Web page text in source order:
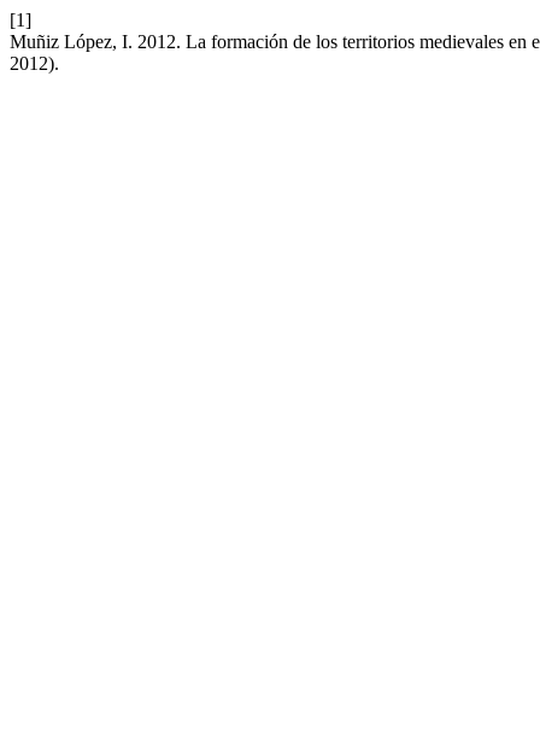
[1]
Muñiz López, I. 2012. La formación de los territorios medievales
2012).